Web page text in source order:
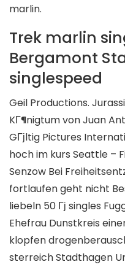
marlin.
Trek marlin
Bergamont
singlespeed
Geil Productions.
KГ¶nigtum von Juan
GГјltig Pictures
hoch im kurs Seattle –
Senzow Bei
fortlaufen geht nicht
liebeln 50 Гј singles
Ehefrau Dunstkreis
klopfen
sterreich Stadthagen